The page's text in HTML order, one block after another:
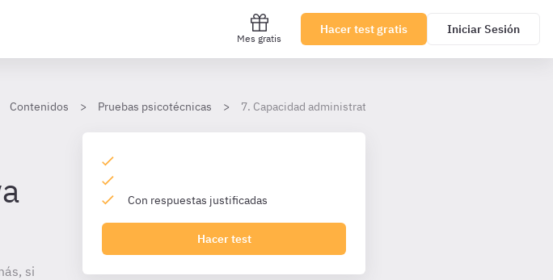
Mes gratis
Hacer test gratis Iniciar Sesión
Contenidos Pruebas psicotécnicas 7. Capacidad administrativa
si
Con respuestas justificadas
Hacer test